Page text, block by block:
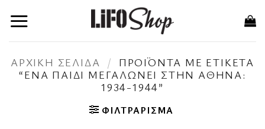
στο
ΑΡΧΙΚΉ ΣΕΛΊΔΑ /
ΠΡΟΪΌΝΤΑ ΜΕ ΕΤΙΚΈΤΑ
“ΈΝΑ ΠΑΙΔΊ ΜΕΓΑΛΏΝΕΙ ΣΤΗΝ ΑΘΉΝΑ:
1934-1944”
ΦΙΛΤΡΆΡΙΣΜΑ